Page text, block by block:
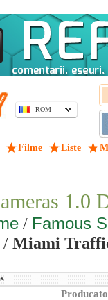
ROM
Filme Liste
1.0
/ Famous
/ Miami